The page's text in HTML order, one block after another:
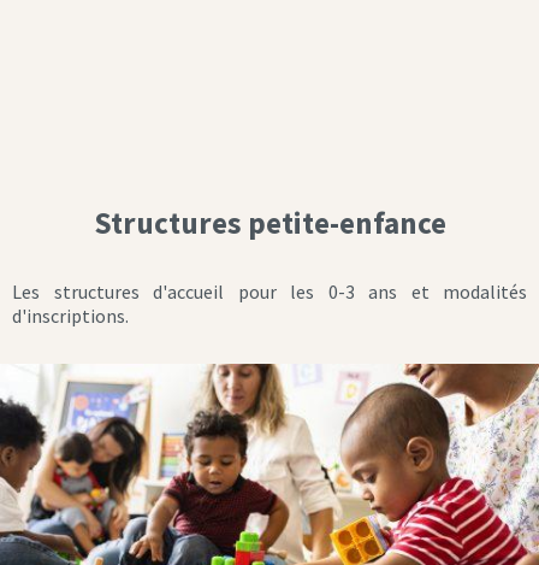
Structures petite-enfance
Les structures d'accueil pour les 0-3 ans et modalités
d'inscriptions.